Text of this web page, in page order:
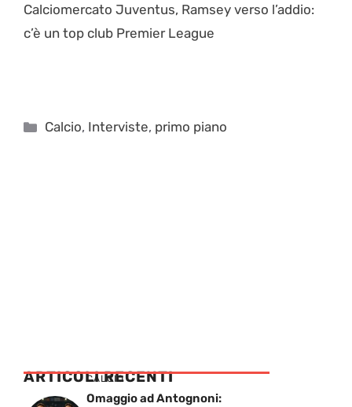
Calciomercato Juventus, Ramsey verso l’addio:
c’è un top club Premier League
Categorie
Calcio, Interviste, primo piano
ARTICOLI RECENTI
CALCIO
Omaggio ad Antognoni: